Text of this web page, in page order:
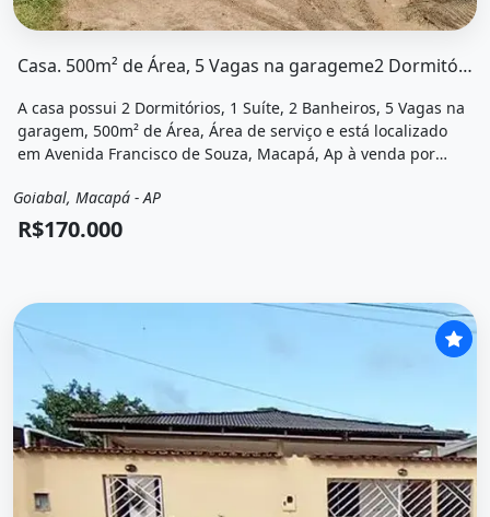
Casa. 500m² de Área, 5 Vagas na garageme2 Dormitórios
A casa possui 2 Dormitórios, 1 Suíte, 2 Banheiros, 5 Vagas na
garagem, 500m² de Área, Área de serviço e está localizado
em Avenida Francisco de Souza, Macapá, Ap à venda por
Venda
Casa
Goiabal, Macapá - AP
R$170.000